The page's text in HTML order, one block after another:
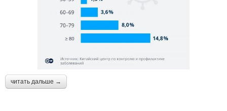
читать дальше →